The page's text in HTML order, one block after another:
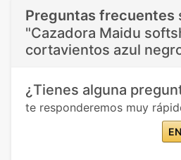
Preguntas frecuentes
"Cazadora Maidu
cortavientos azul
¿Tienes alguna
te responderemos muy